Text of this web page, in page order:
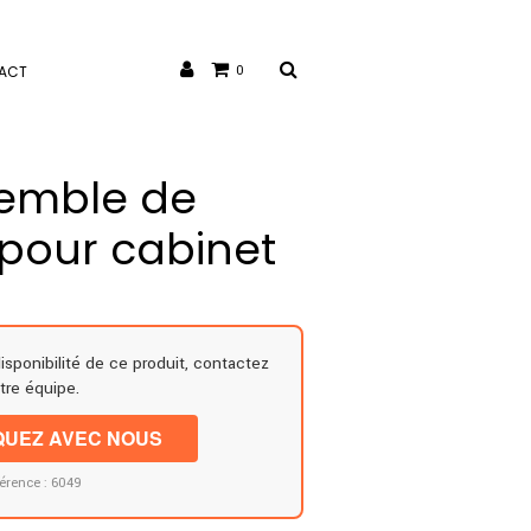
0
de
cabinet
de ce produit, contactez
équipe.
AVEC NOUS
: 6049